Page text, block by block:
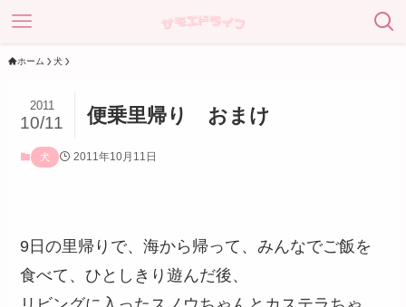
ホーム 犬
便乗里帰り おまけ
2011
10/11
犬 2011年10月11日
9日の里帰りで、海から帰って、みんなでご飯を
食べて、ひとしきり遊んだ後、